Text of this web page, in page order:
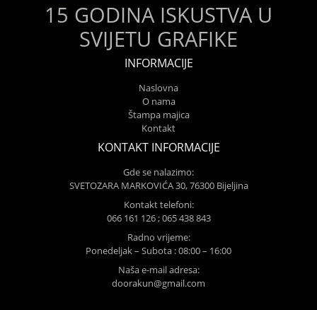
15 GODINA ISKUSTVA U
SVIJETU GRAFIKE
INFORMACIJE
Naslovna
O nama
Štampa majica
Kontakt
KONTAKT INFORMACIJE
Gde se nalazimo:
SVETOZARA MARKOVIĆA 30, 76300 Bijeljina
Kontakt telefoni:
066 161 126 ; 065 438 843
Radno vrijeme:
Ponedeljak – Subota : 08:00 – 16:00
Naša e-mail adresa:
doorakun@gmail.com